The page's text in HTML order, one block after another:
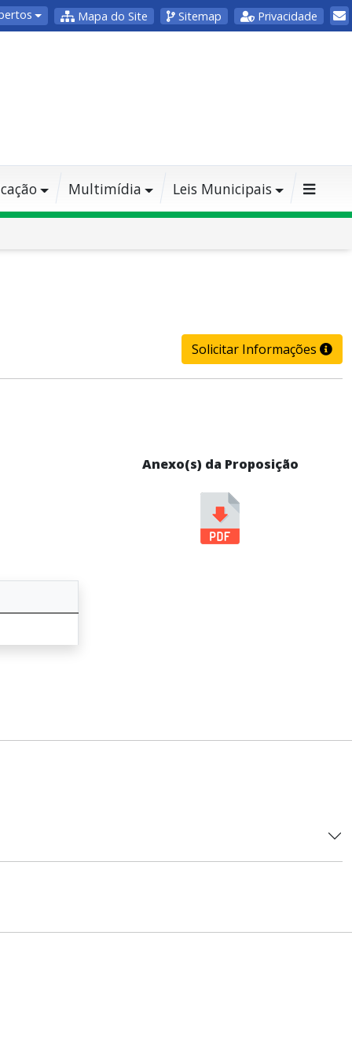
Mapa do Site Sitemap Privacidade
Multimídia Leis Municipais
Solicitar Informações
Anexo(s) da Proposição